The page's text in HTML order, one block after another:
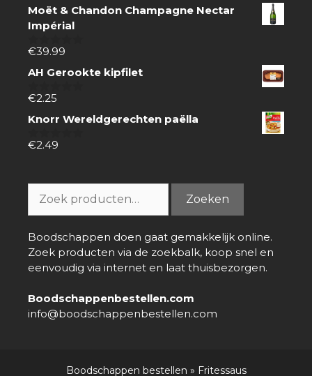
Moët & Chandon Champagne Nectar
Impérial
0
5
€39.99
AH Gerookte kipfilet
0
5
€2.25
Knorr Wereldgerechten paëlla
0
€2.49
naar:
Zoeken
Boodschappen doen gaat gemakkelijk online.
Zoek producten via de zoekbalk, koop snel en
eenvoudig via internet en laat thuisbezorgen.
Boodschappenbestellen.com
info@boodschappenbestellen.com
Boodschappen bestellen » Fritessaus